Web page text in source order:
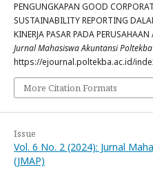
PENGUNGKAPAN GOOD
SUSTAINABILITY REPORTING
KINERJA PASAR PADA
Jurnal Mahasiswa Akuntansi Poltekba
https://ejournal.poltekba.ac.id/
More Citation Formats
Issue
Vol. 6 No. 2 (2024): Jurnal
(JMAP)